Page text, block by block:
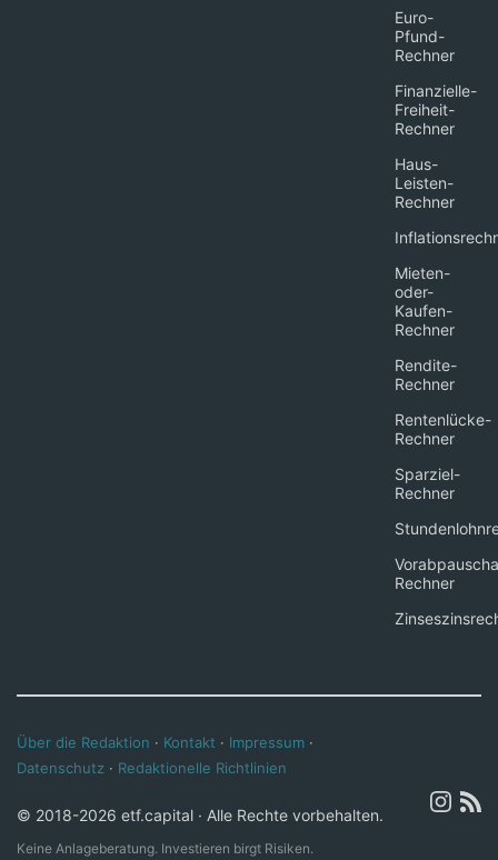
Euro-
Pfund-
Rechner
Finanzielle-
Freiheit-
Rechner
Haus-
Leisten-
Rechner
Mieten-
oder-
Kaufen-
Rechner
Rendite-
Rechner
Rentenlücke-
Rechner
Sparziel-
Rechner
Rechner
Über die Redaktion · Kontakt · Impressum ·
Datenschutz · Redaktionelle Richtlinien
© 2018-2026 etf.capital · Alle Rechte vorbehalten.
Keine Anlageberatung. Investieren birgt Risiken.